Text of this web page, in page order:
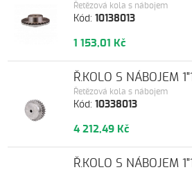
Kód:10138013
Řetězová kola s nábojem
1 153,01 Kč
Kód:10338013
Řetězová kola s nábojem
Ř.KOLO S NÁBOJEM
4 212,49 Kč
Ř.KOLO S NÁBOJEM